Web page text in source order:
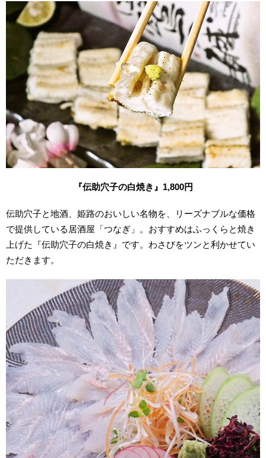
『伝助穴子の白焼き』1,800円
伝助穴子と地酒、姫路のおいしい名物を、リーズナブルな価格
で提供している居酒屋「つなぎ」。おすすめはふっくらと焼き
上げた『伝助穴子の白焼き』です。わさびをツンと利かせてい
ただきます。